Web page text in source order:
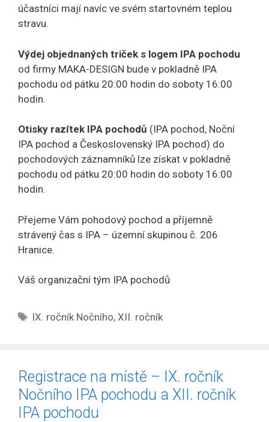
účastníci mají navíc ve svém startovném teplou
stravu.
Výdej objednaných triček s logem IPA pochodu
od firmy MAKA-DESIGN bude v pokladně IPA
pochodu od pátku 20:00 hodin do soboty 16:00
hodin.
Otisky razítek IPA pochodů (IPA pochod, Noční
IPA pochod a Československý IPA pochod) do
pochodových záznamníků lze získat v pokladně
pochodu od pátku 20:00 hodin do soboty 16:00
hodin.
Přejeme Vám pohodový pochod a příjemně
strávený čas s IPA – územní skupinou č. 206
Hranice.
Váš organizační tým IPA pochodů
Štítky
IX. ročník Nočního,XII. ročník
Registrace na místě – IX. ročník
Nočního IPA pochodu a XII. ročník
IPA pochodu